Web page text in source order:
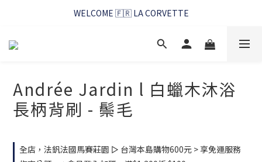
WELCOME 🇫🇷 LA CORVETTE
WELCOME 🇫🇷 LA CORVETTE
馬賽好友季~純淨清潔的相伴
Andrée Jardin l 白蠟木沐浴
長柄背刷 - 鬃毛
全店，法釩法國馬賽莊園 ▻ 台灣本島購物600元 > 享免運服務